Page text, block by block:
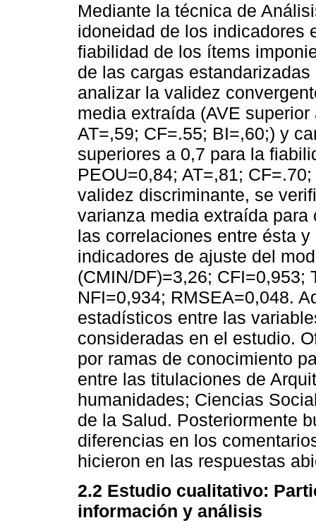
Mediante la técnica de
idoneidad de los indicadores
fiabilidad de los ítems
de las cargas
analizar la validez
media extraída (AVE
AT=,59; CF=.55; BI=,60;) y
superiores a 0,7 para la
PEOU=0,84; AT=,81;
validez discriminante, se
varianza media extraída para
las correlaciones entre ésta
indicadores de ajuste del
(CMIN/DF)=3,26; CFI=0,953;
NFI=0,934; RMSEA=0,048.
estadísticos entre las
consideradas en el estudio.
por ramas de conocimiento
entre las titulaciones de
humanidades; Ciencias
de la Salud. Posteriormente
diferencias en los
hicieron en las respuestas
2.2 Estudio cualitativo:
información y análisis